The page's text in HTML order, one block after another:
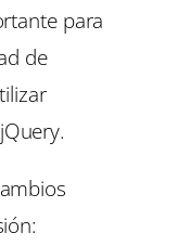
para
de